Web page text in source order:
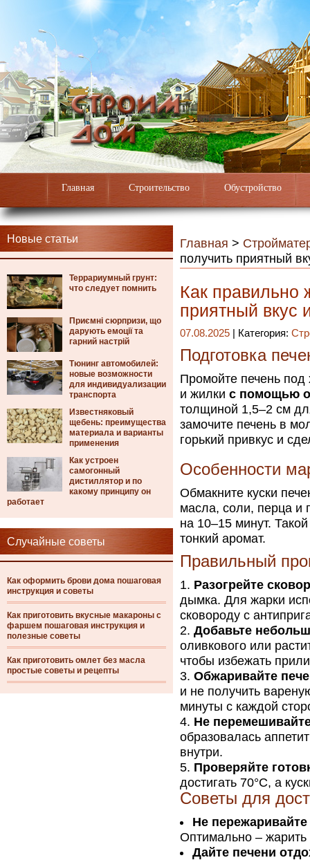
Главная Строительство Обустройство
Новые статьи
Террариумный грунт:
что следует помнить
Приємні сюрпризи, що
дарують емоції та
гарний настрій
Тюнинг автомобилей:
новые возможности
для индивидуализации
транспорта
Известняковый
щебень: преимущества
материала и варианты
применения
Как устроен
самогонный
дистиллятор и по
какому принципу он
работает
Случайные советы
Как оформить брови дома пошаговая
инструкция и советы
Как приготовить вкусные макароны с
фаршем пошаговая инструкция и
полезные советы
Как приготовить омлет без масла
простые советы и рецепты
Главная >
получить приятный
Как правильно
приятный вкус
07.08.2025 | Категория:
Подготовка
Промойте печень
и жилки с помощью
толщиной 1,5–2 см
замочите печень в
горький привкус и
Особенности
Обмакните куски
масла, соли, перца и
на 10–15 минут.
тонкий аромат.
Правильный
Разогрейте
дымка. Для жарки
сковороду с
Добавьте
оливкового или
чтобы избежать
Обжаривайте
и не получить
минуты с каждой
Не
образовалась
внутри.
Проверяйте
достигать 70°C, а
Советы для
Не пережаривайте
Оптимально – жарить
Дайте печени